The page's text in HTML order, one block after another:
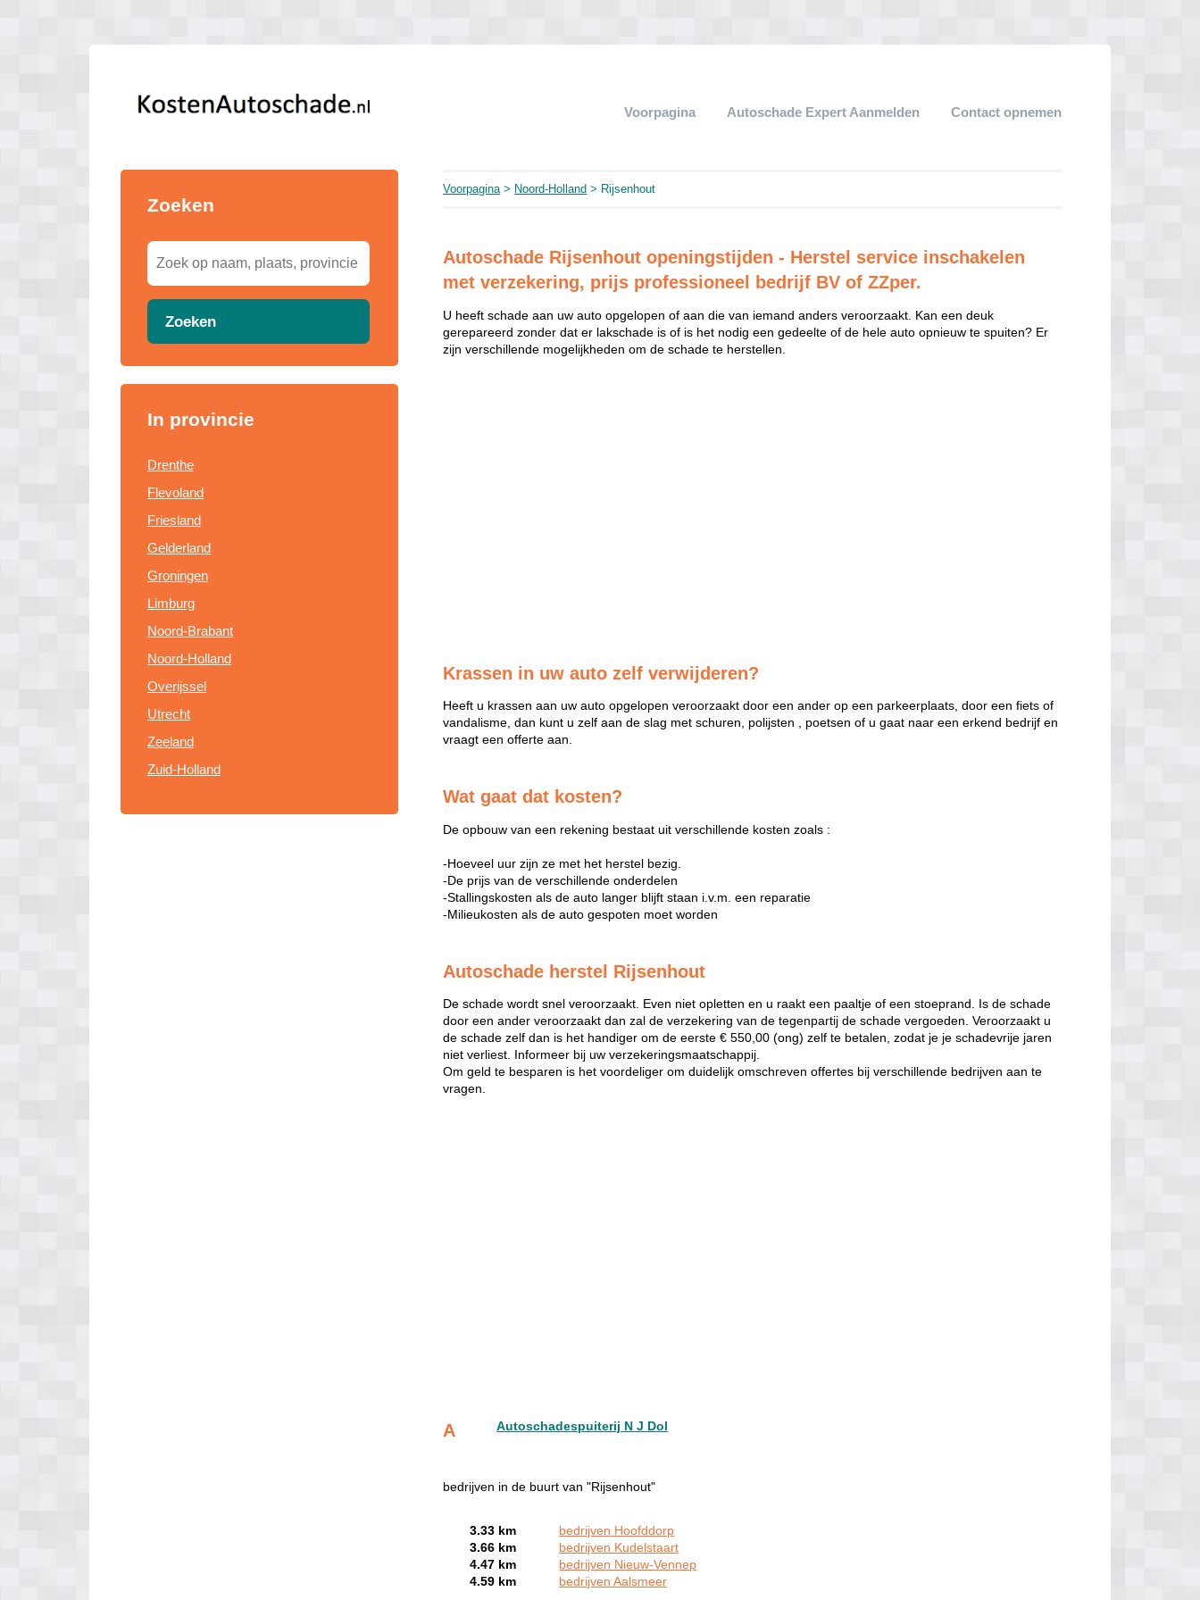
Voorpagina Autoschade Expert Aanmelden Contact opnemen
Zoeken
Zoeken
In provincie
Drenthe
Flevoland
Friesland
Gelderland
Groningen
Limburg
Noord-Brabant
Noord-Holland
Overijssel
Utrecht
Zeeland
Zuid-Holland
Voorpagina> Noord-Holland > Rijsenhout
Autoschade Rijsenhout openingstijden - Herstel service inschakelen
met verzekering, prijs professioneel bedrijf BV of ZZper.
U heeft schade aan uw auto opgelopen of aan die van iemand anders veroorzaakt. Kan een deuk
gerepareerd zonder dat er lakschade is of is het nodig een gedeelte of de hele auto opnieuw te spuiten? Er
zijn verschillende mogelijkheden om de schade te herstellen.
Krassen in uw auto zelf verwijderen?
Heeft u krassen aan uw auto opgelopen veroorzaakt door een ander op een parkeerplaats, door een fiets of
vandalisme, dan kunt u zelf aan de slag met schuren, polijsten , poetsen of u gaat naar een erkend bedrijf en
vraagt een offerte aan.
Wat gaat dat kosten?
De opbouw van een rekening bestaat uit verschillende kosten zoals :
-Hoeveel uur zijn ze met het herstel bezig.
-De prijs van de verschillende onderdelen
-Stallingskosten als de auto langer blijft staan i.v.m. een reparatie
-Milieukosten als de auto gespoten moet worden
Autoschade herstel Rijsenhout
De schade wordt snel veroorzaakt. Even niet opletten en u raakt een paaltje of een stoeprand. Is de schade
door een ander veroorzaakt dan zal de verzekering van de tegenpartij de schade vergoeden. Veroorzaakt u
de schade zelf dan is het handiger om de eerste € 550,00 (ong) zelf te betalen, zodat je je schadevrije jaren
niet verliest. Informeer bij uw verzekeringsmaatschappij.
Om geld te besparen is het voordeliger om duidelijk omschreven offertes bij verschillende bedrijven aan te
vragen.
A Autoschadespuiterij N J Dol
bedrijven in de buurt van "Rijsenhout"
3.33 km
bedrijven Hoofddorp
3.66 km
bedrijven Kudelstaart
4.47 km
bedrijven Nieuw-Vennep
4.59 km
bedrijven Aalsmeer